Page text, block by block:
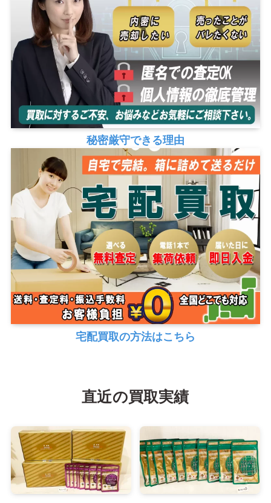
秘密厳守できる理由
宅配買取の方法はこちら
直近の買取実績